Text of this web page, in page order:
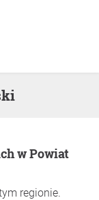
regionie.